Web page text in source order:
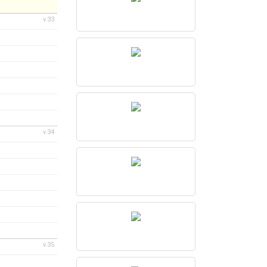
v.33
v.34
v.35